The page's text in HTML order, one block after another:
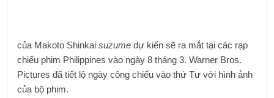
của Makoto Shinkaisuzume dự kiến ​​​​sẽ ra mắt tại các rạp
chiếu phim Philippines vào ngày 8 tháng 3. Warner Bros.
Pictures đã tiết lộ ngày công chiếu vào thứ Tư với hình ảnh
của bộ phim.